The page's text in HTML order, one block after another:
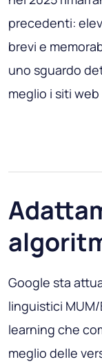
precedenti:
brevi e
uno sguardo
meglio i siti web
Google sta
linguistici MUM/
learning che
meglio delle